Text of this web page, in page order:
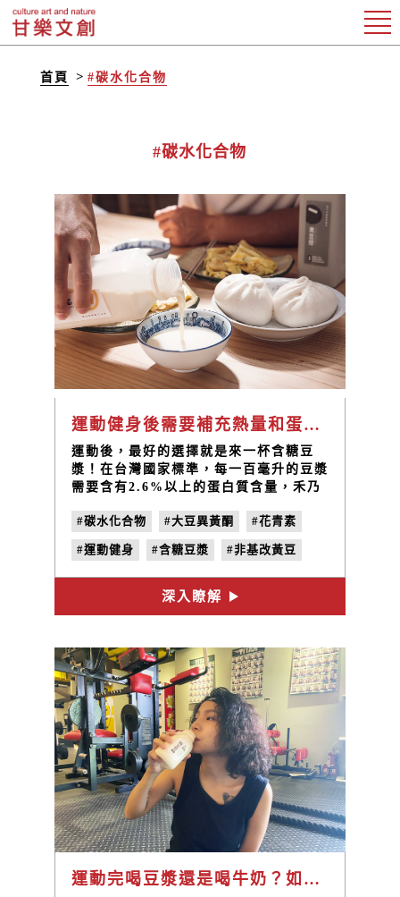
首頁 #碳水化合物
#碳水化合物
運動健身後需要補充熱量和蛋白質？喝點豆漿吧！
運動後，最好的選擇就是來一杯含糖豆
漿！在台灣國家標準，每一百毫升的豆漿
需要含有2.6%以上的蛋白質含量，禾乃
可以在健身運動後幫你補充滿滿的蛋白質
與碳水化合物，同時又不會有過多的糖
分！
#碳水化合物 #大豆異黃酮 #花青素
#運動健身 #含糖豆漿 #非基改黃豆
#植物性蛋白質 #無糖豆漿 #純濃豆漿
深入瞭解
運動完喝豆漿還是喝牛奶？如何補充蛋白質？